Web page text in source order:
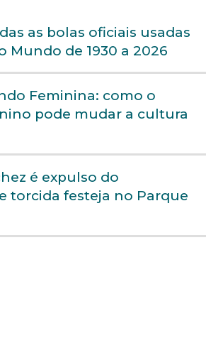
as bolas oficiais usadas
Mundo de 1930 a 2026
Feminina: como o
pode mudar a cultura
é expulso do
torcida festeja no Parque